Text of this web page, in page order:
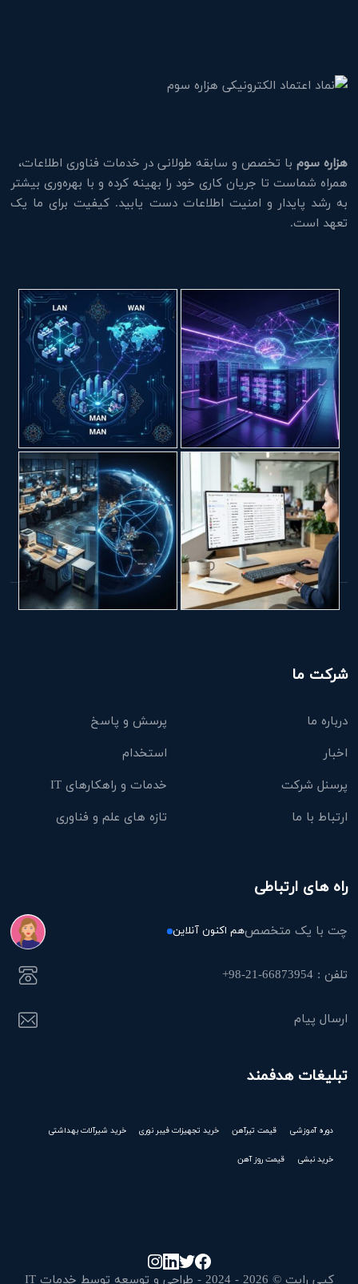
هزاره سوم با تخصص و سابقه طولانی در خدمات فناوری اطلاعات،
همراه شماست تا جریان کاری خود را بهینه کرده و با بهره‌وری بیشتر
به رشد پایدار و امنیت اطلاعات دست یابید. کیفیت برای ما یک
تعهد است.
شرکت ما
درباره ما
پرسش و پاسخ
اخبار
استخدام
پرسنل شرکت
خدمات و راهکارهای IT
ارتباط با ما
تازه های علم و فناوری
راه های ارتباطی
چت با یک متخصصهم اکنون آنلاین
تلفن : 66873954-21-98+
ارسال پیام
تبلیغات هدفمند
دوره آموزشی قیمت تیرآهن خرید تجهیزات فیبر نوری خرید شیرآلات بهداشتی
خرید نبشی قیمت روز آهن
کپی رایت © 2026 - 2024 - طراحی و توسعه توسط خدمات IT